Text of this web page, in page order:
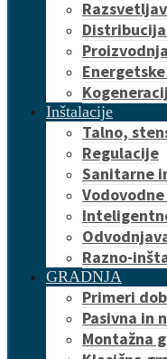
Inštalacije
Talno,
Regulacije
Sanitarne
Razno-
GRADNJA
Primeri
Pasivna in
Montažna